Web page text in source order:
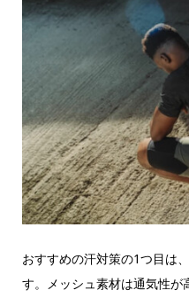
おすすめの汗対策の1つ目は
す。メッシュ素材は通気性が